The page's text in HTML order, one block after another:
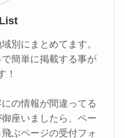
別にまとめてます。
簡単に掲載する事が
！
の情報が間違ってる
座いましたら、ペー
ぶページの受付フォ